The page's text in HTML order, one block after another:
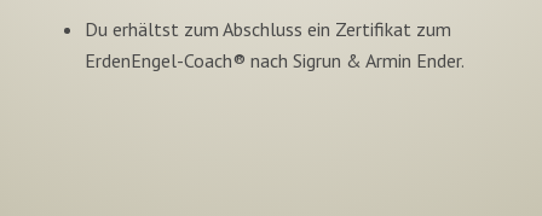
Du erhältst zum Abschluss ein Zertifikat zum
ErdenEngel-Coach® nach Sigrun & Armin Ender.